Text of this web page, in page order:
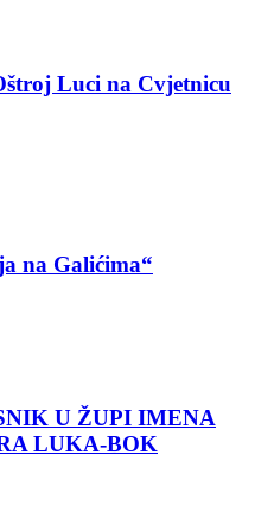
Luci na Cvjetnicu
na Galićima“
U ŽUPI IMENA
LUKA-BOK